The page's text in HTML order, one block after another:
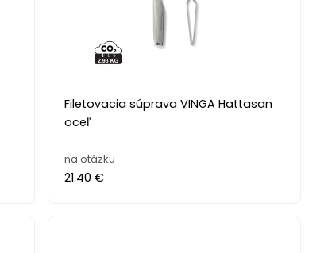
Filetovacia súprava VINGA Hattasan
oceľ
na otázku
21.40 €